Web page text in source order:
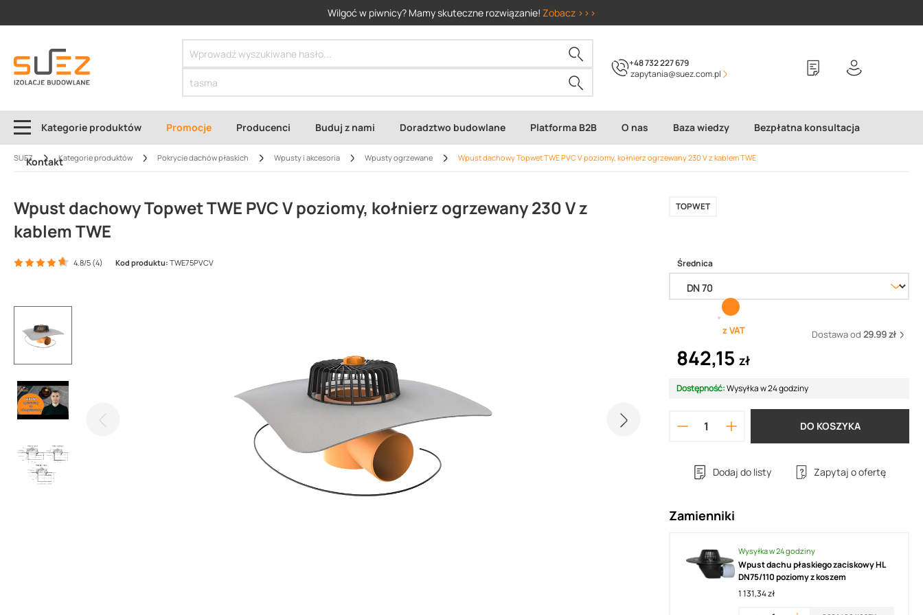
Wilgoć w piwnicy? Mamy skuteczne rozwiązanie! Zobacz >>>
+48 732 227 679
zapytania@suez.com.pl
Kategorie produktów Promocje Producenci Buduj z nami Doradztwo budowlane Platforma B2B O nas Baza wiedzy Bezpłatna konsultacja
Kontakt
SUEZ Kategorie produktów Pokrycie dachów płaskich Wpusty i akcesoria Wpusty ogrzewane Wpust dachowy Topwet TWE PVC V poziomy, kołnierz ogrzewany 230 V z kablem TWE
Wpust dachowy Topwet TWE PVC V poziomy, kołnierz ogrzewany 230 V z
kablem TWE
TOPWET
4.8/5 (4) Kod produktu: TWE75PVCV Średnica
z VAT Dostawa od 29.99 zł
842,15 zł
Dostępność:Wysyłka w 24 godziny
DO KOSZYKA
Dodaj do listy Zapytaj o ofertę
Zamienniki
Wysyłka w 24 godziny
Wpust dachu płaskiego zaciskowy HL
DN75/110 poziomy z koszem
1 131,34 zł